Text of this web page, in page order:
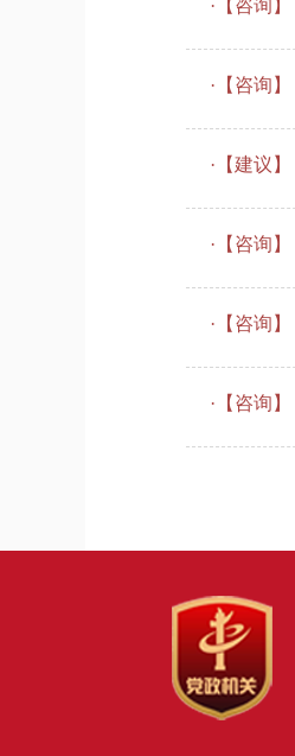
·【咨询】
·【咨询】
·【建议】
·【咨询】
·【咨询】
·【咨询】